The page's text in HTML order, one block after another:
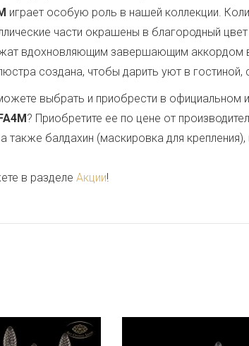
играет особую роль в нашей коллекции.
части окрашены в благородный цвет
вдохновляющим завершающим аккордом
создана, чтобы дарить уют в гостиной,
выбрать и приобрести в официальном
? Приобретите ее по цене от
также балдахин (маскировка для
в разделе Акции!